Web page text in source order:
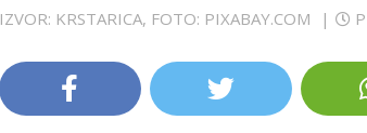
IZVOR: KRSTARICA, FOTO: PIXABAY.COM |